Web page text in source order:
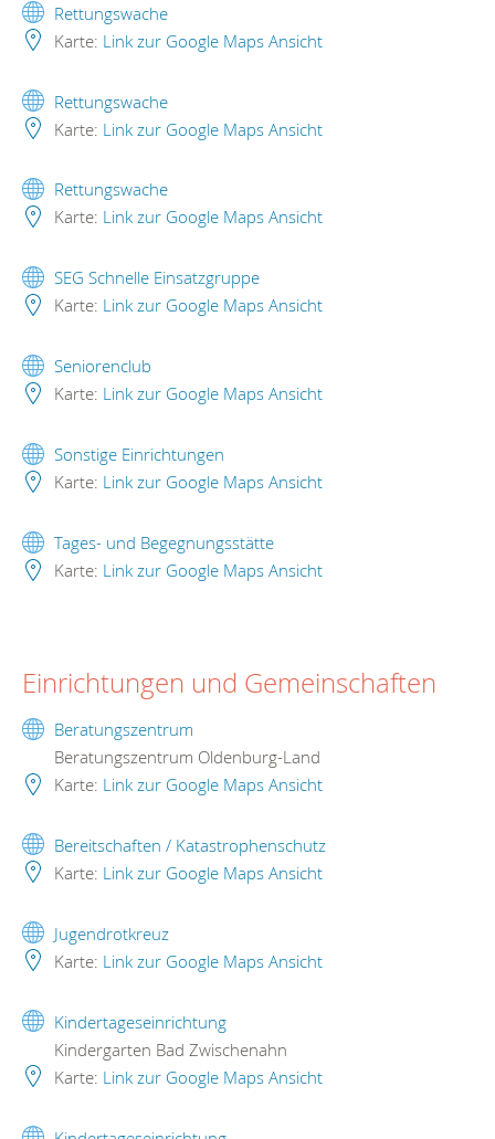
Rettungswache
Karte: Link zur Google Maps Ansicht
Rettungswache
Karte: Link zur Google Maps Ansicht
Rettungswache
Karte: Link zur Google Maps Ansicht
SEG Schnelle Einsatzgruppe
Karte: Link zur Google Maps Ansicht
Seniorenclub
Karte: Link zur Google Maps Ansicht
Sonstige Einrichtungen
Karte: Link zur Google Maps Ansicht
Tages- und Begegnungsstätte
Karte: Link zur Google Maps Ansicht
Einrichtungen und Gemeinschaften
Beratungszentrum
Beratungszentrum Oldenburg-Land
Karte: Link zur Google Maps Ansicht
Bereitschaften / Katastrophenschutz
Karte: Link zur Google Maps Ansicht
Jugendrotkreuz
Karte: Link zur Google Maps Ansicht
Kindertageseinrichtung
Kindergarten Bad Zwischenahn
Karte: Link zur Google Maps Ansicht